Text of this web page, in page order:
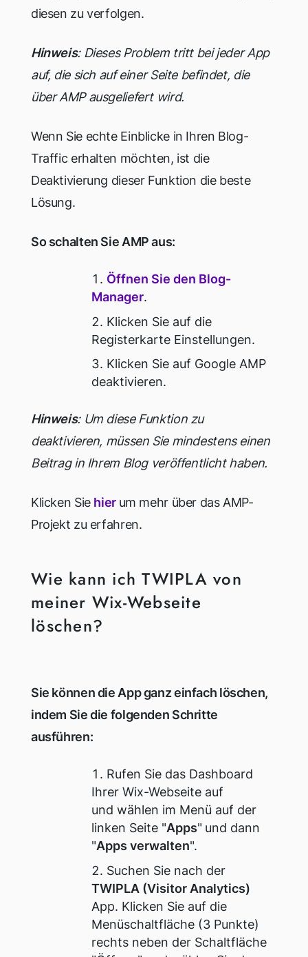
diesen zu verfolgen.
Hinweis: Dieses Problem tritt bei jeder App
auf, die sich auf einer Seite befindet, die
über AMP ausgeliefert wird.
Wenn Sie echte Einblicke in Ihren Blog-
Traffic erhalten möchten, ist die
Deaktivierung dieser Funktion die beste
Lösung.
So schalten Sie AMP aus:
Öffnen Sie den Blog-
Manager.
Klicken Sie auf die
Registerkarte Einstellungen.
Klicken Sie auf Google AMP
deaktivieren.
Hinweis: Um diese Funktion zu
deaktivieren, müssen Sie mindestens einen
Beitrag in Ihrem Blog veröffentlicht haben.
Klicken Sie hier um mehr über das AMP-
Projekt zu erfahren.
Wie kann ich TWIPLA von
meiner Wix-Webseite
löschen?
Sie können die App ganz einfach löschen,
indem Sie die folgenden Schritte
ausführen:
Rufen Sie das Dashboard
Ihrer Wix-Webseite auf
und wählen im Menü auf der
linken Seite "Apps" und dann
"Apps verwalten".
Suchen Sie nach der
TWIPLA (Visitor Analytics)
App. Klicken Sie auf die
Menüschaltfläche (3 Punkte)
rechts neben der Schaltfläche